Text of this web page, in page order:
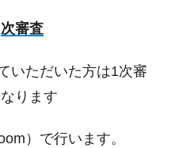
次審査
いただいた方は1次審
ります
）で行います。